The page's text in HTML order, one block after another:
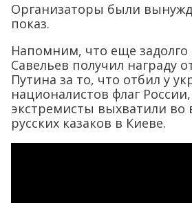
Организаторы были
показ.
Напомним, что еще
Савельев получил награду
Путина за то, что отбил у
националистов флаг
экстремисты выхватили во
русских казаков в Киеве.